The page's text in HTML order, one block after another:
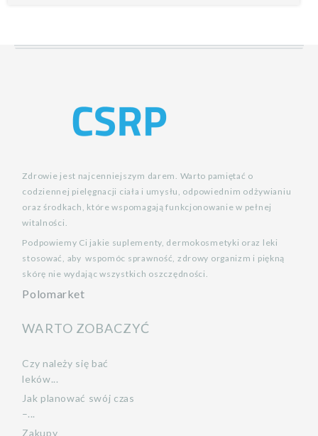
Zdrowie jest najcenniejszym darem. Warto pamiętać o
codziennej pielęgnacji ciała i umysłu, odpowiednim odżywianiu
oraz środkach, które wspomagają funkcjonowanie w pełnej
witalności.
Podpowiemy Ci jakie suplementy, dermokosmetyki oraz leki
stosować, aby wspomóc sprawność, zdrowy organizm i piękną
skórę nie wydając wszystkich oszczędności.
Polomarket
WARTO ZOBACZYĆ
Czy należy się bać
leków...
Jak planować swój czas
–...
Zakupy